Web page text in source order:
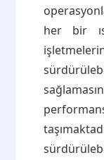
her bir